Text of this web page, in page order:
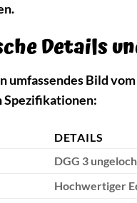
Details
umfassendes Bild
Spezifikationen:
DETAILS
DGG 3
Hochwertiger